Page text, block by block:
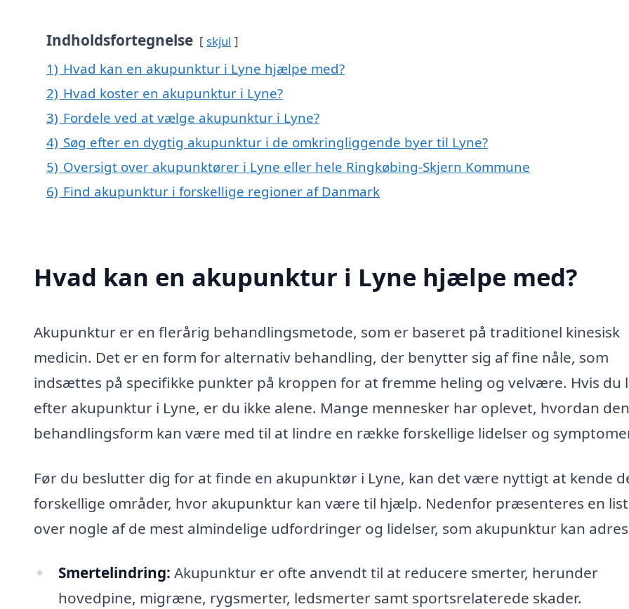
Indholdsfortegnelse skjul
1) Hvad kan en akupunktur i Lyne hjælpe med?
2) Hvad koster en akupunktur i Lyne?
3) Fordele ved at vælge akupunktur i Lyne?
4) Søg efter en dygtig akupunktur i de omkringliggende byer til Lyne?
5) Oversigt over akupunktører i Lyne eller hele Ringkøbing-Skjern Kommune
6) Find akupunktur i forskellige regioner af Danmark
Hvad kan en akupunktur i Lyne hjælpe med?
Akupunktur er en flerårig behandlingsmetode, som er baseret på traditionel kinesisk
medicin. Det er en form for alternativ behandling, der benytter sig af fine nåle, som
indsættes på specifikke punkter på kroppen for at fremme heling og velvære. Hvis du
efter akupunktur i Lyne, er du ikke alene. Mange mennesker har oplevet, hvordan
behandlingsform kan være med til at lindre en række forskellige lidelser og
Før du beslutter dig for at finde en akupunktør i Lyne, kan det være nyttigt at kende
forskellige områder, hvor akupunktur kan være til hjælp. Nedenfor præsenteres en
over nogle af de mest almindelige udfordringer og lidelser, som akupunktur kan
Smertelindring: Akupunktur er ofte anvendt til at reducere smerter, herunder
hovedpine, migræne, rygsmerter, ledsmerter samt sportsrelaterede skader.